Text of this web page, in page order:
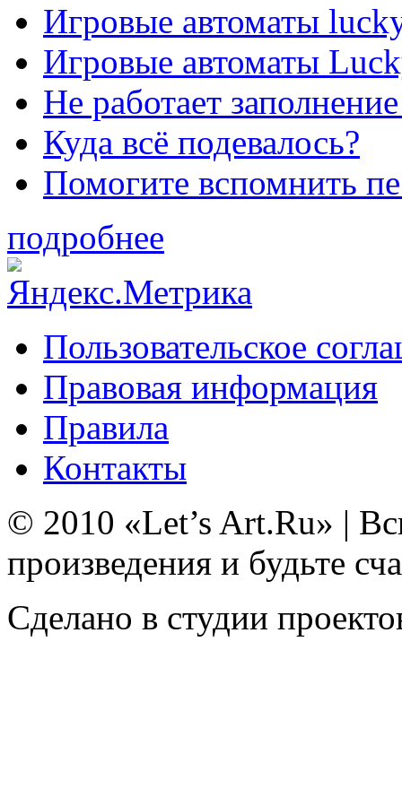
Игровые автоматы
Игровые автоматы
Не работает
Куда всё подевалось?
Помогите вспомнить
подробнее
Пользовательское
Правовая информация
Правила
Контакты
© 2010 «Let’s Art.Ru» |
произведения и будьте
Сделано в студии